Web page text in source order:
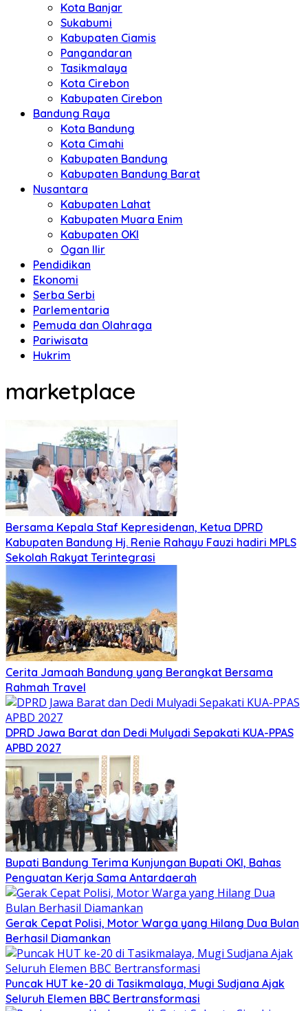
Kota Banjar
Sukabumi
Kabupaten Ciamis
Pangandaran
Tasikmalaya
Kota Cirebon
Kabupaten Cirebon
Bandung Raya
Kota Bandung
Kota Cimahi
Kabupaten Bandung
Kabupaten Bandung Barat
Nusantara
Kabupaten Lahat
Kabupaten Muara Enim
Kabupaten OKI
Ogan Ilir
Pendidikan
Ekonomi
Serba Serbi
Parlementaria
Pemuda dan Olahraga
Pariwisata
Hukrim
marketplace
Bersama Kepala Staf Kepresidenan, Ketua DPRD
Kabupaten Bandung Hj. Renie Rahayu Fauzi hadiri MPLS
Sekolah Rakyat Terintegrasi
Cerita Jamaah Bandung yang Berangkat Bersama
Rahmah Travel
DPRD Jawa Barat dan Dedi Mulyadi Sepakati KUA-PPAS
APBD 2027
Bupati Bandung Terima Kunjungan Bupati OKI, Bahas
Penguatan Kerja Sama Antardaerah
Gerak Cepat Polisi, Motor Warga yang Hilang Dua Bulan
Berhasil Diamankan
Puncak HUT ke-20 di Tasikmalaya, Mugi Sudjana Ajak
Seluruh Elemen BBC Bertransformasi